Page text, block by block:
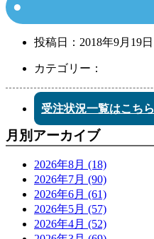
投稿日： 2018年9月19日
カテゴリー：
受注状況一覧はこちら
月別アーカイブ
2026年8月 (18)
2026年7月 (90)
2026年6月 (61)
2026年5月 (57)
2026年4月 (52)